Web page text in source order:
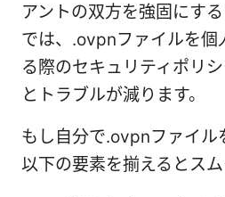
アントの双方を強固にす
では、.ovpnファイルを個
る際のセキュリティポリ
とトラブルが減ります。
もし自分で.ovpnファイル
以下の要素を揃えるとスム